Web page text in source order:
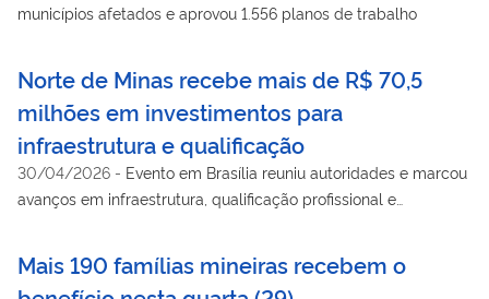
municípios afetados e aprovou 1.556 planos de trabalho
Norte de Minas recebe mais de R$ 70,5
milhões em investimentos para
infraestrutura e qualificação
30/04/2026 - Evento em Brasília reuniu autoridades e marcou
avanços em infraestrutura, qualificação profissional e
Mais 190 famílias mineiras recebem o